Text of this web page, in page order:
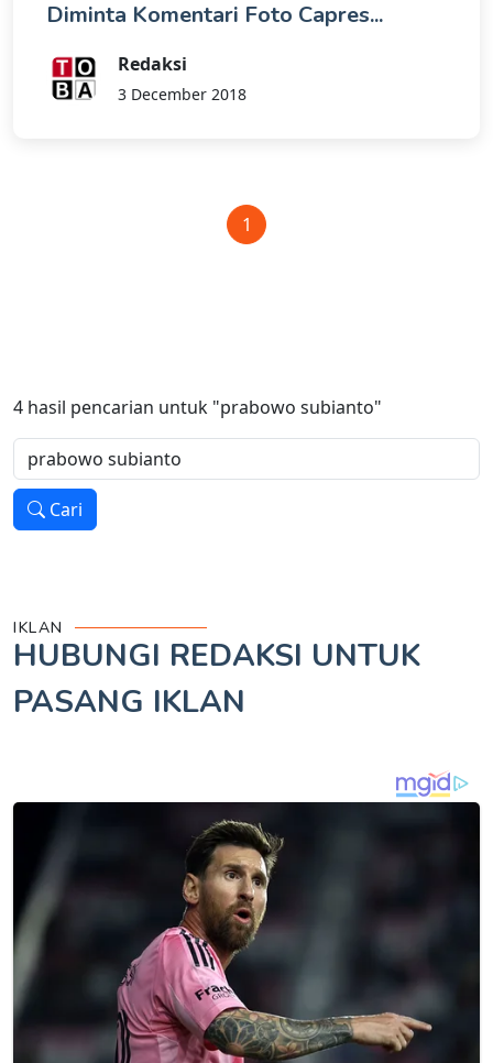
Diminta Komentari Foto Capres...
Redaksi
3 December 2018
1
4 hasil pencarian untuk "prabowo subianto"
Cari
IKLAN
HUBUNGI REDAKSI UNTUK
PASANG IKLAN